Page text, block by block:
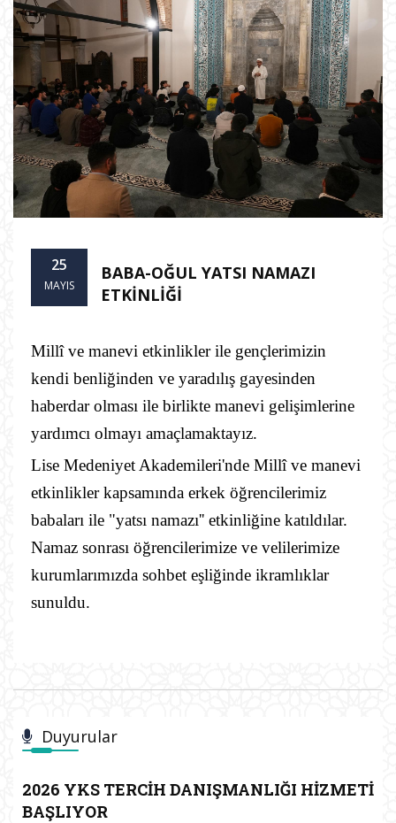
25
MAYIS
BABA-OĞUL YATSI NAMAZI
ETKİNLİĞİ
Millî ve manevi etkinlikler ile gençlerimizin
kendi benliğinden ve yaradılış gayesinden
haberdar olması ile birlikte manevi gelişimlerine
yardımcı olmayı amaçlamaktayız.
Lise Medeniyet Akademileri'nde Millî ve manevi
etkinlikler kapsamında erkek öğrencilerimiz
babaları ile "yatsı namazı'' etkinliğine katıldılar.
Namaz sonrası öğrencilerimize ve velilerimize
kurumlarımızda sohbet eşliğinde ikramlıklar
sunuldu.
Duyurular
2026 YKS TERCİH DANIŞMANLIĞI HİZMETİ
BAŞLIYOR